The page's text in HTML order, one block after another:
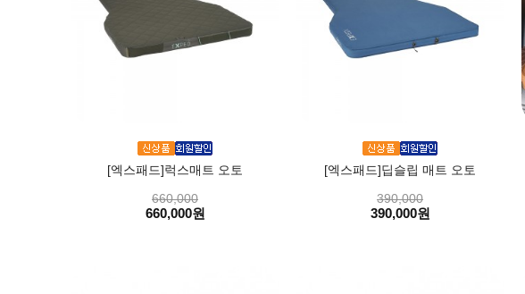
[엑스패드]럭스매트 오토
660,000
660,000원
[엑스패드]딥슬립 매트 오토
390,000
390,000원